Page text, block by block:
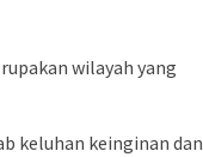
wilayah yang
keluhan keinginan dan